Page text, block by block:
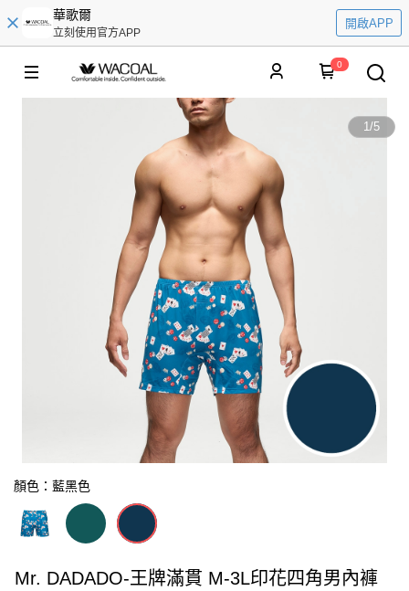
華歌爾
立刻使用官方APP
開啟APP
0
1/5
顏色：藍黑色
Mr. DADADO-王牌滿貫 M-3L印花四角男內褲